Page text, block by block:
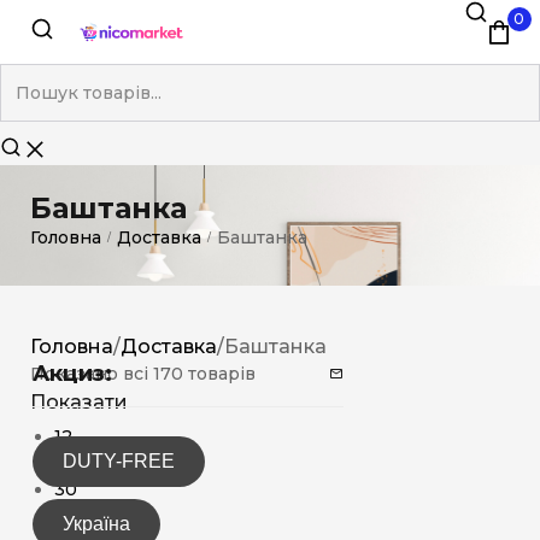
0
Баштанка
Головна / Доставка / Баштанка
Акциз:
DUTY-FREE
Україна
Головна/Доставка/Баштанка
Показано всі 170 товарів
Показати
12
15
30